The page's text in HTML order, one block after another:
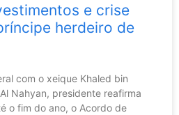
e crise
herdeiro de
com o xeique Khaled bin
Nahyan, presidente reafirma
o fim do ano, o Acordo de